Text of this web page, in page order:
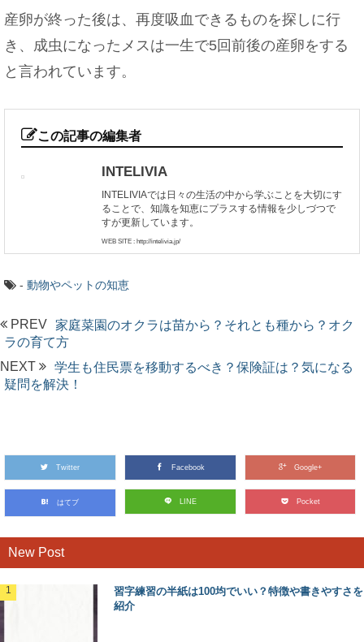
産卵が終った後は、再度吸血できるものを探しに行
き、成虫になったメスは一生で5回前後の産卵をする
と言われています。
この記事の編集者
INTELIVIA
INTELIVIAでは日々の生活の中から学ぶことを大切にす
ることで、知識を知恵にプラスする情報を少しづつで
すが更新しています。
WEB SITE : http://intelivia.jp/
- 動物やペットの知恵
PREV 家庭菜園のオクラは苗から？それとも種から？オク
ラの育て方
NEXT
学生も住民票を移動するべき？保険証は？気になる
疑問を解決！
Twitter Facebook Google+
はてブ LINE Pocket
New Post
習字練習の半紙は100均でいい？特徴や書きやすさを
紹介